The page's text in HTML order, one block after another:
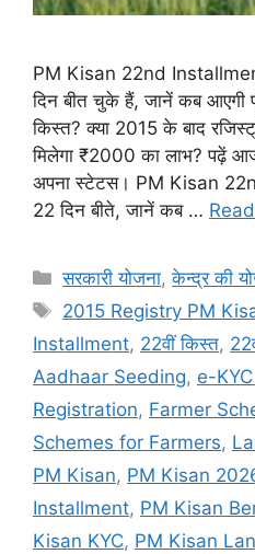
PM Kisan 22nd
दिन बीत चुके हैं, जानें कब आएगी
किस्त? क्या 2015 के बाद
मिलेगा ₹2000 का लाभ? पढ़ें
अपना स्टेटस। PM Kisan
22 दिन बीते, जानें कब …
Categories
सरकारी योजना,केन्द्र की
Tags
2015 Registry PM
Installment, 22वीं किस्त,
Aadhaar Seeding, e-
Registration, Farmer
Schemes for Farmers,
PM Kisan, PM Kisan
Installment, PM Kisan
Kisan KYC, PM Kisan